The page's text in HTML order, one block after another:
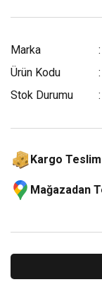
Marka
Ürün Kodu
Stok Durumu
Kargo
Mağazadan